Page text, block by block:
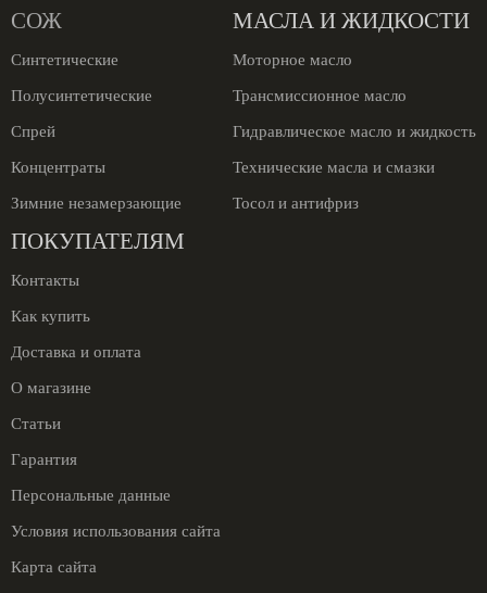
СОЖ
Синтетические
Полусинтетические
Спрей
Концентраты
Зимние незамерзающие
МАСЛА И ЖИДКОСТИ
Моторное масло
Трансмиссионное масло
Гидравлическое масло и жидкость
Технические масла и смазки
Тосол и антифриз
ПОКУПАТЕЛЯМ
Контакты
Как купить
Доставка и оплата
О магазине
Статьи
Гарантия
Персональные данные
Условия использования сайта
Карта сайта